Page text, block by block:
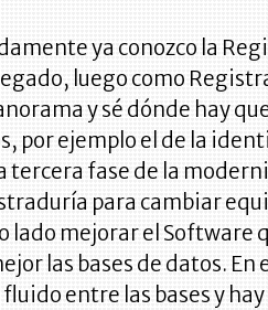
ya conozco la
luego como
y sé dónde hay
por ejemplo el de la
tercera fase de la
para cambiar
lado mejorar el Software
las bases de datos. En
entre las bases y